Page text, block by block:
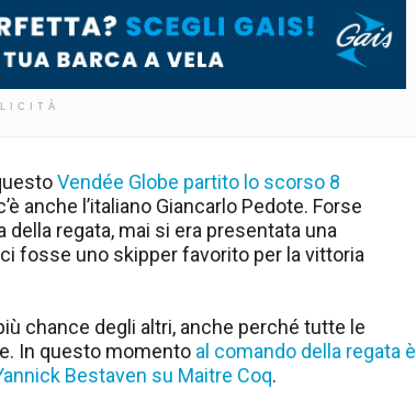
Vendée Globe partito lo scorso 8
anche l’italiano Giancarlo Pedote. Forse
regata, mai si era presentata una
fosse uno skipper favorito per la vittoria
chance degli altri, anche perché tutte le
In questo momento al comando della regata è
Bestaven su Maitre Coq.